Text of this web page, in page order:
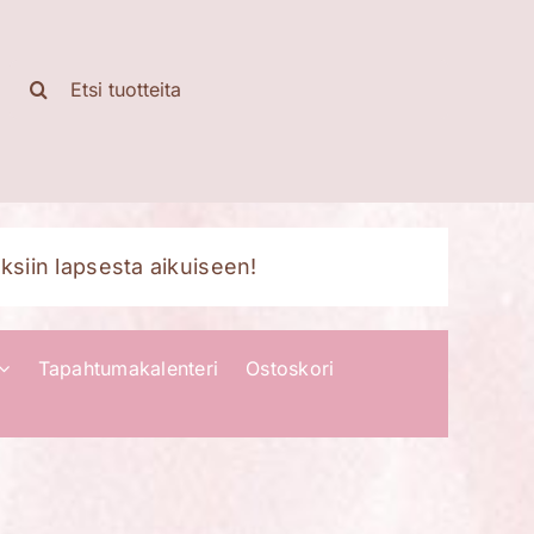
Etsi
lapsesta aikuiseen!
Tapahtumakalenteri Ostoskori